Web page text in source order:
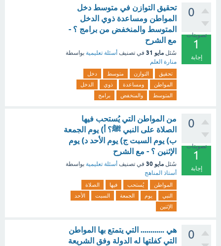
0
تصويتات
1
إجابة
تحقيق التوازن في متوسط دخل
المواطن ومساعدة ذوي الدخل
المتوسط والمنخفض من برامج ؟ -
مع الشرح
سُئل مايو 31 في تصنيف أسئلة تعليمية بواسطة
منارة العلم
تحقيق التوازن متوسط
دخل
المواطن
ومساعدة ذوي
الدخل
المتوسط
والمنخفض برامج
0
تصويتات
1
إجابة
من المواطن التي يُستحب فيها
الصلاة على النبي ﷺ؟ أ) يوم الجمعة
ب) يوم السبت ج) يوم الأحد د) يوم
الإثنين ؟ - مع الشرح
سُئل مايو 30 في تصنيف أسئلة تعليمية بواسطة
أستاذ المناهج
المواطن يُستحب فيها
الصلاة
النبي
يوم الجمعة السبت
الأحد
الإثنين
0
هي ............ التي يتمتع بها المواطن
التي كفلتها له الدولة وفق الشريعة